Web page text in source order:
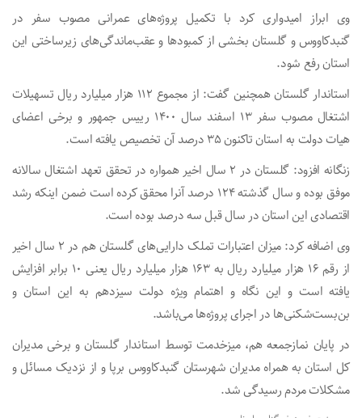
وی ابراز امیدواری کرد با تکمیل پروژه‌های عمرانی مصوب سفر در
گنبدکاووس و گلستان بخشی از کمبودها و عقب‌ماندگی‌های زیرساختی این
استان رفع شود.
استاندار گلستان همچنین گفت: از مجموع ۱۱۲ هزار میلیارد ریال تسهیلات
اشتغال مصوب سفر ۱۳ اسفند سال ۱۴۰۰ رییس جمهور و برخی اعضای
هیات دولت به استان تاکنون ۳۵ درصد آن تخصیص یافته است.
زنگانه افزود: گلستان در ۲ سال اخیر همواره در تحقق تعهد اشتغال سالانه
موفق بوده و سال گذشته ۱۲۴ درصد آنرا محقق کرده است ضمن اینکه رشد
اقتصادی این استان در سال قبل سه درصد بوده است.
وی اضافه کرد: میزان اعتبارات تملک دارایی‌های گلستان هم در ۲ سال اخیر
از رقم ۱۶ هزار میلیارد ریال به ۱۶۳ هزار میلیارد ریال یعنی ۱۰ برابر افزایش
یافته است و این نگاه و اهتمام ویژه دولت سیزدهم به این استان و
بن‌بست‌شکنی‌ها در اجرای پروژه‌ها می‌باشد.
در پایان نمازجمعه هم، میزخدمت توسط استاندار گلستان و برخی مدیران
کل استان به همراه مدیران شهرستان گنبدکاووس برپا و از نزدیک مسائل و
مشکلات مردم رسیدگی شد.